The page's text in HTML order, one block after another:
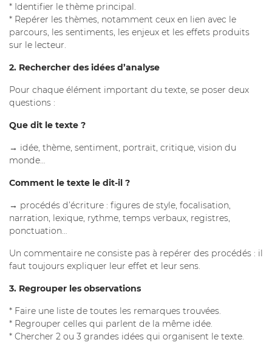
* Identifier le thème principal.
* Repérer les thèmes, notamment ceux en lien avec le
parcours, les sentiments, les enjeux et les effets produits
sur le lecteur.
2. Rechercher des idées d’analyse
Pour chaque élément important du texte, se poser deux
questions :
Que dit le texte ?
→ idée, thème, sentiment, portrait, critique, vision du
monde…
Comment le texte le dit-il ?
→ procédés d’écriture : figures de style, focalisation,
narration, lexique, rythme, temps verbaux, registres,
ponctuation…
Un commentaire ne consiste pas à repérer des procédés : il
faut toujours expliquer leur effet et leur sens.
3. Regrouper les observations
* Faire une liste de toutes les remarques trouvées.
* Regrouper celles qui parlent de la même idée.
* Chercher 2 ou 3 grandes idées qui organisent le texte.